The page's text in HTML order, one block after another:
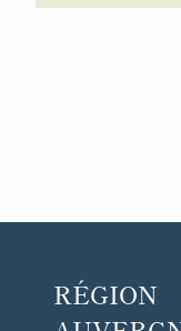
RÉGION